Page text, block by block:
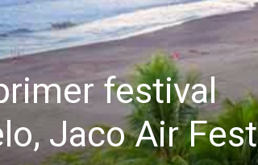
festival
Jaco Air Fest